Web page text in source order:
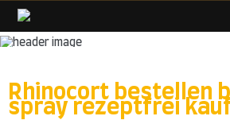
content
Rhinocort bestellen
spray rezeptfrei